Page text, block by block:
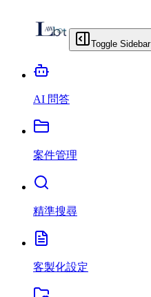
Toggle Sidebar
AI 問答
案件管理
精準搜尋
客製化設定